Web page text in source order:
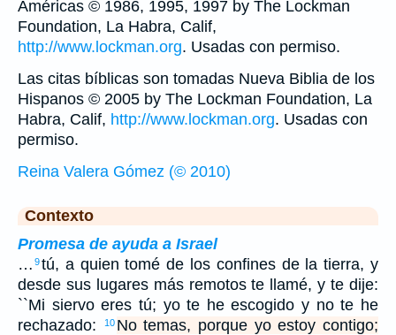
Américas © 1986, 1995, 1997 by The Lockman
Foundation, La Habra, Calif,
http://www.lockman.org. Usadas con permiso.
Las citas bíblicas son tomadas Nueva Biblia de los
Hispanos © 2005 by The Lockman Foundation, La
Habra, Calif, http://www.lockman.org. Usadas con
permiso.
Reina Valera Gómez (© 2010)
Contexto
Promesa de ayuda a Israel
… 9tú, a quien tomé de los confines de la tierra, y
desde sus lugares más remotos te llamé, y te dije:
``Mi siervo eres tú; yo te he escogido y no te he
rechazado:
10 No temas, porque yo estoy contigo;